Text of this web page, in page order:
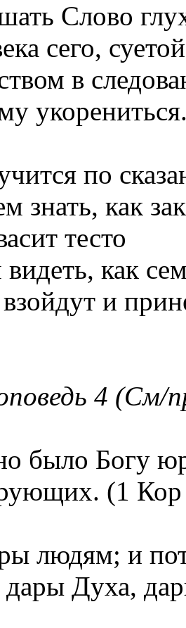
Слово
сего,
в
по
знать, как
тесто
как
и
4 (См/
было Богу
(1
людям; и
дары Духа,